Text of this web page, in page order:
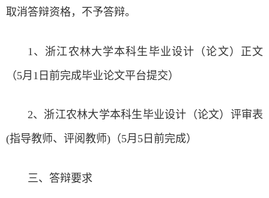
取消答辩资格，不予答辩。
1、浙江农林大学本科生毕业设计（论文） 正文
（5月1日前完成毕业论文平台提交）
2、浙江农林大学本科生毕业设计（论文）评审表
(指导教师、评阅教师)（5月5日前完成）
三、答辩要求